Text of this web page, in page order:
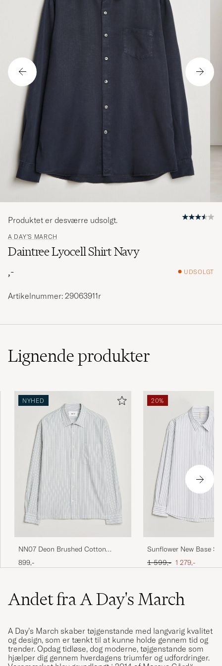
A DAY'S MARCH
Daintree Lyocell Shirt Navy
,-
UDSOLGT
Produktet er desværre udsolgt.
Artikelnummer: 29063911r
Lignendeprodukter
NYHED
NN07 Deon Brushed Cotton
Striped Shirt Blue
899,-
20%
Sunflower New Base
Stripe
Ordinary pris
1 599,- Nedsat pris
1 279,-
Andet fra A Day's March
A Day’s March skaber tøjgenstande med langvarig kvalitet
og design, som er tænkt til at kunne holde gennem tid og
trender. Opdag tidløse, dog moderne, tøjgenstande som
hjælper dig gennem hverdagens triumfer og udfordringer.